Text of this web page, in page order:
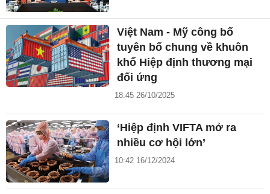
Việt Nam - Mỹ công bố
tuyên bố chung về khuôn
khổ Hiệp định thương mại
đối ứng
18:45 26/10/2025
‘Hiệp định VIFTA mở ra
nhiều cơ hội lớn’
10:42 16/12/2024